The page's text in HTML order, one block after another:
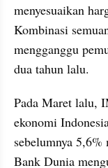
menyesuaikan
Kombinasi
mengganggu
dua tahun lalu.
Pada Maret lalu,
ekonomi
sebelumnya
Bank Dunia